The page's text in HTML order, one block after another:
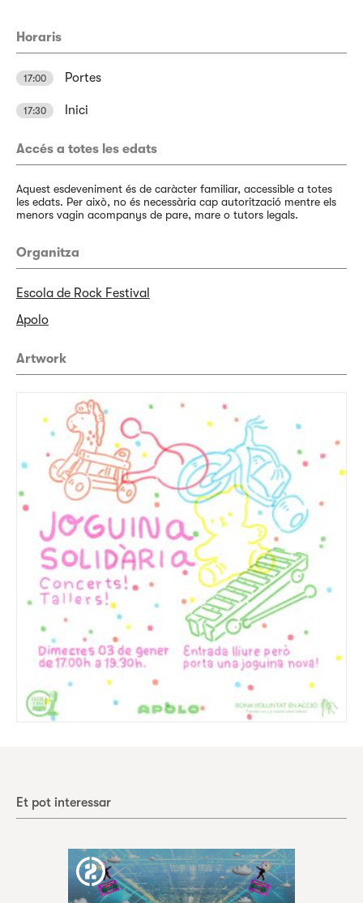
Horaris
17:00 Portes
17:30 Inici
Accés a totes les edats
Aquest esdeveniment és de caràcter familiar, accessible a totes
les edats. Per això, no és necessària cap autorització mentre els
menors vagin acompanys de pare, mare o tutors legals.
Organitza
Escola de Rock Festival
Apolo
Artwork
Et pot interessar